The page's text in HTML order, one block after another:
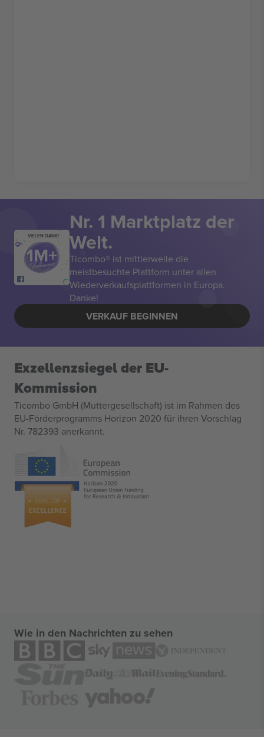
VIELEN DANK!
Nr. 1 Marktplatz der
Welt.
Ticombo® ist mittlerweile die
meistbesuchte Plattform unter allen
Wiederverkaufsplattformen in Europa.
Danke!
VERKAUF BEGINNEN
Exzellenzsiegel der EU-
Kommission
Ticombo GmbH (Muttergesellschaft) ist im Rahmen des
EU-Förderprogramms Horizon 2020 für ihren Vorschlag
Nr. 782393 anerkannt.
Wie in den Nachrichten zu sehen